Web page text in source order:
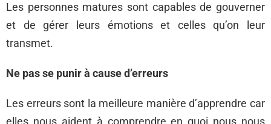
Les personnes matures sont capables de gouverner
et de gérer leurs émotions et celles qu’on leur
transmet.
Ne pas se punir à cause d’erreurs
Les erreurs sont la meilleure manière d’apprendre car